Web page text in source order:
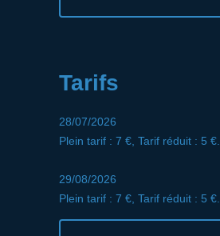
Tarifs
28/07/2026
Plein tarif : 7 €, Tarif réduit : 5 €.
29/08/2026
Plein tarif : 7 €, Tarif réduit : 5 €.